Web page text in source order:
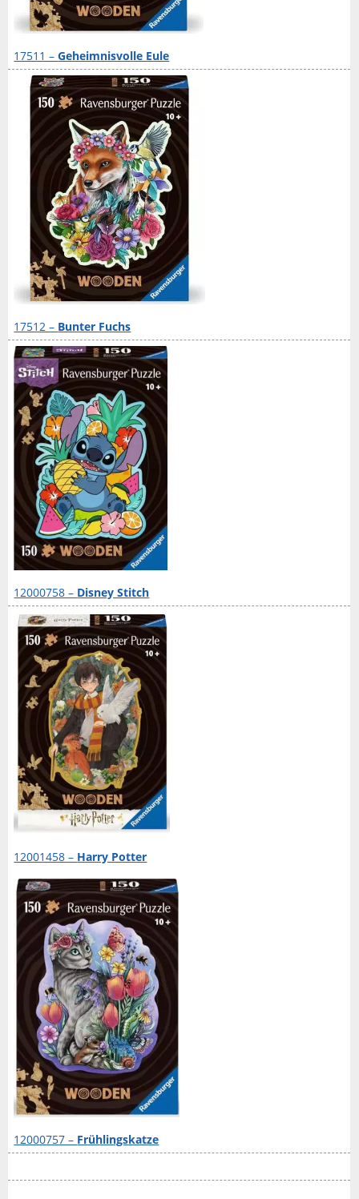
17511 –Geheimnisvolle Eule
17512 – Bunter Fuchs
12000758 – Disney Stitch
12001458 – Harry Potter
12000757 – Frühlingskatze